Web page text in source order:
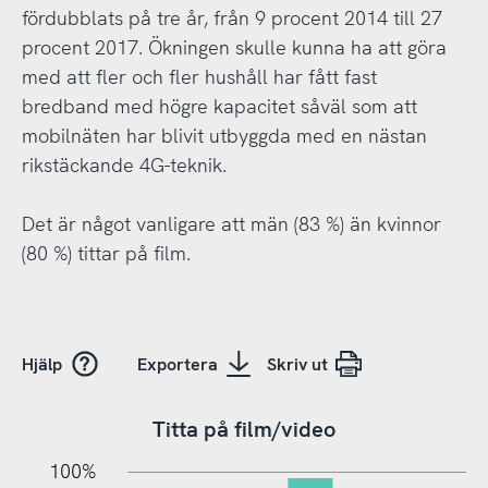
fördubblats på tre år, från 9 procent 2014 till 27
procent 2017. Ökningen skulle kunna ha att göra
med att fler och fler hushåll har fått fast
bredband med högre kapacitet såväl som att
mobilnäten har blivit utbyggda med en nästan
rikstäckande 4G-teknik.
Det är något vanligare att män (83 %) än kvinnor
(80 %) tittar på film.
Hjälp Exportera Skriv ut
Titta på film/video
100%